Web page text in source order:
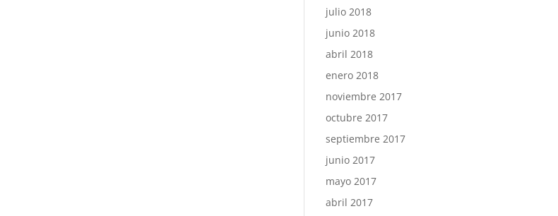
julio 2018
junio 2018
abril 2018
enero 2018
noviembre 2017
octubre 2017
septiembre 2017
junio 2017
mayo 2017
abril 2017